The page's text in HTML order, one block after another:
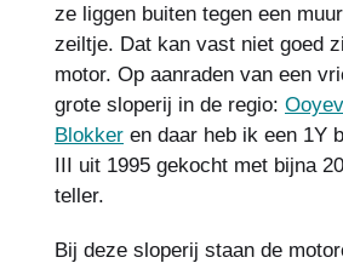
ze liggen buiten tegen een
zeiltje. Dat kan vast niet goed
motor. Op aanraden van een
grote sloperij in de regio:
Blokker en daar heb ik een 1Y
III uit 1995 gekocht met bijna
teller.
Bij deze sloperij staan de